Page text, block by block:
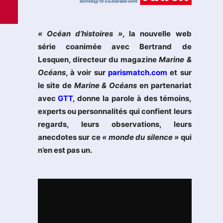
« Océan d’histoires », la nouvelle web
série coanimée avec Bertrand de
Lesquen, directeur du magazineMarine &
Océans, à voir sur parismatch.com et sur
le site de Marine & Océans en partenariat
avecGTT, donne la parole à des témoins,
experts ou personnalités qui confient leurs
regards, leurs observations, leurs
anecdotes sur ce « monde du silence » qui
n’en est pas un.